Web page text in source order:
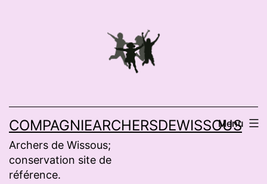
COMPAGNIEARCHERSDEWISSOUS
Archers de Wissous;
conservation site de
référence.
Menu